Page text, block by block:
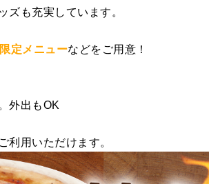
ズも充実しています。
定メニューなどをご用意！
外出もOK
利用いただけます。